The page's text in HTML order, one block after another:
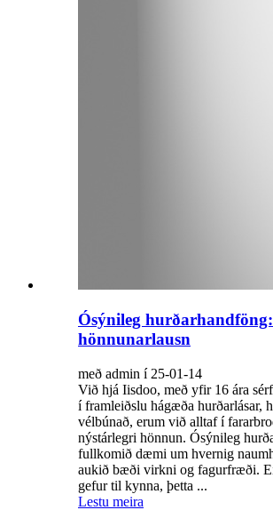
Ósýnileg
hönnunarlausn
með admin í 25-01-14
Við hjá Iisdoo, með yfir 16 ára
í framleiðslu hágæða hurðarlásar,
vélbúnað, erum við alltaf í
nýstárlegri hönnun. Ósýnileg
fullkomið dæmi um hvernig
aukið bæði virkni og fagurfræði.
gefur til kynna, þetta ...
Lestu meira